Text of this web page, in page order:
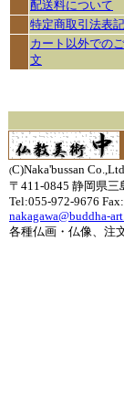
配送料について
特定商取引法表記
カート以外での
文
(C)Naka'bussan
〒411-0845 静岡県
Tel:055-972-9676
nakagawa@buddha-
各種仏画・仏像、注